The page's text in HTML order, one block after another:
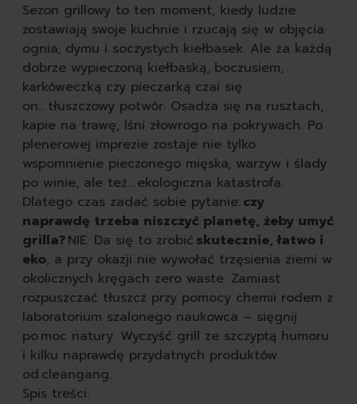
zmywanie
tabletki do zmywarki
płyny do naczyń
gąbki do mycia naczyń
szczotki kuchenne do
pozostałe środki do
według przeznaczenia
do zmywarki
do zmywania
seria nature all
autokosmetyka
karoseria
opony i felgi
tapicerka i kokpit
akcesoria
zapachy
obuwie
czyszczenie butów
szczotki do butów
Sezon grillowy to ten moment, kiedy ludzie
zostawiają swoje kuchnie i rzucają się w objęcia
ognia, dymu i soczystych kiełbasek. Ale za każdą
dobrze wypieczoną kiełbaską, boczusiem,
karkóweczką czy pieczarką czai się
on… tłuszczowy potwór. Osadza się na rusztach,
kapie na trawę, lśni złowrogo na pokrywach. Po
plenerowej imprezie zostaje nie tylko
wspomnienie pieczonego mięska, warzyw i ślady
po winie, ale też… ekologiczna katastrofa.
Dlatego czas zadać sobie pytanie: czy
naprawdę trzeba niszczyć planetę, żeby umyć
grilla?NIE. Da się to zrobić skutecznie, łatwo i
eko, a przy okazji nie wywołać trzęsienia ziemi w
okolicznych kręgach zero waste. Zamiast
rozpuszczać tłuszcz przy pomocy chemii rodem z
laboratorium szalonego naukowca – sięgnij
po moc natury. Wyczyść grill ze szczyptą humoru
i kilku naprawdę przydatnych produktów
od cleangang.
Spis treści: